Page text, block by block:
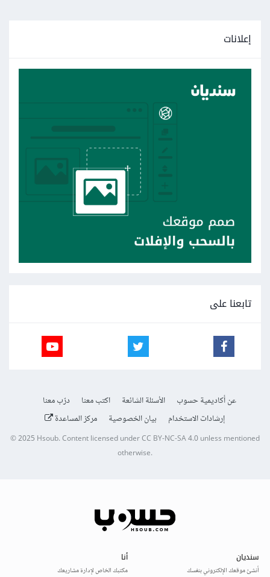
إعلانات
تابعنا على
عن أكاديمية حسوب الأسئلة الشائعة اكتب معنا
درّب معنا
إرشادات الاستخدام
بيان الخصوصية مركز المساعدة
© 2025Hsoub.Content licensed underCC BY-NC-SA 4.0unless mentioned
otherwise.